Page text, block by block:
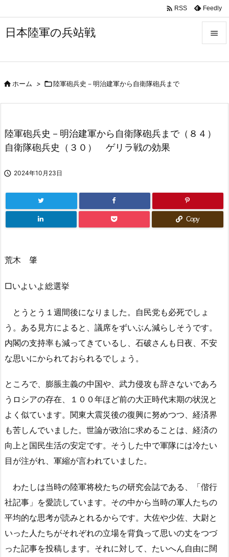
日本陸軍の兵站戦 


 RSS Feedly
ホーム > 陸軍砲兵史－明治建軍から自衛隊砲兵まで
陸軍砲兵史－明治建軍から自衛隊砲兵まで（８４）
自衛隊砲兵史（３０） ゲリラ戦の効果
 2024年10月23日
Copy
荒木 肇
□いよいよ総選挙
とうとう１週間後になりました。自民党も必死でしょ
う。ある見方によると、議席をずいぶん減らしそうです。
内閣の支持率も減ってきているし、石破さんも日夜、不安
な思いにかられておられるでしょう。
ところで、膨脹主義の中国や、武力侵攻も辞さないであろ
うロシアの存在、１００年ほど前の大正時代末期の状況と
よく似ています。関東大震災後の復興に努めつつ、経済界
も苦しんでいました。世論が政治に求めることは、経済の
向上と国民生活の安定です。そうした中で軍隊には冷たい
目が注がれ、軍縮が言われていました。
わたしは当時の陸軍将校たちの研究会誌である、「偕行
社記事」を愛読しています。その中から当時の軍人たちの
平均的な思考が読みとれるからです。大佐や少佐、大尉と
いった人たちがそれぞれの立場を背負って思いの丈をつづ
った記事を投稿します。それに対して、たいへん自由に闊